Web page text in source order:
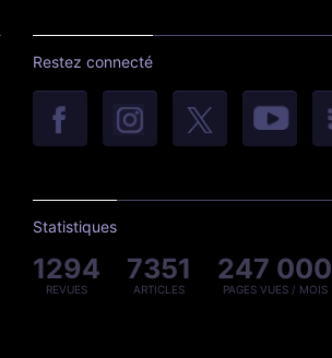
Restez connecté
Statistiques
1294
REVUES
7351
ARTICLES
247 000
PAGES VUES / MOIS